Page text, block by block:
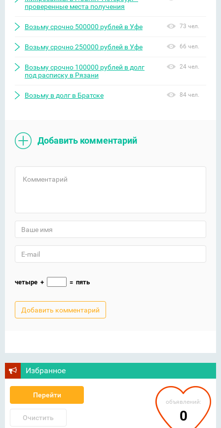
проверенные места получения
Возьму срочно 500000 рублей в Уфе 73 чел.
Возьму срочно 250000 рублей в Уфе 66 чел.
Возьму срочно 100000 рублей в долг
под расписку в Рязани
24 чел.
Возьму в долг в Братске 84 чел.
Добавить комментарий
четыре + = пять
Избранное
Перейти
Очистить
объявлений:
0